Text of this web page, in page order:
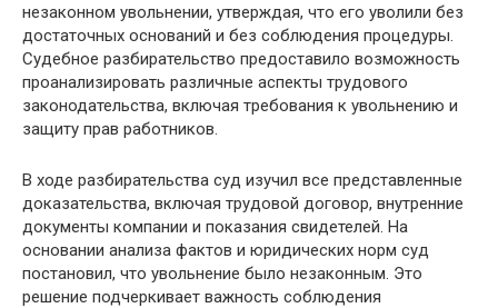
незаконном увольнении, утверждая, что его уволили без
достаточных оснований и без соблюдения процедуры.
Судебное разбирательство предоставило возможность
проанализировать различные аспекты трудового
законодательства, включая требования к увольнению и
защиту прав работников.
В ходе разбирательства суд изучил все представленные
доказательства, включая трудовой договор, внутренние
документы компании и показания свидетелей. На
основании анализа фактов и юридических норм суд
постановил, что увольнение было незаконным. Это
решение подчеркивает важность соблюдения